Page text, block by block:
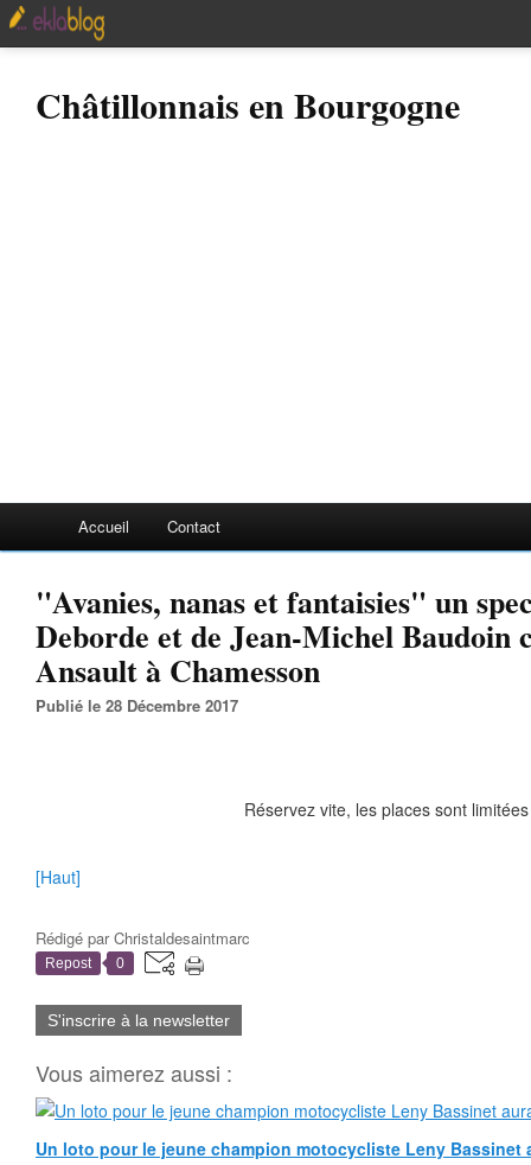
Châtillonnais en Bourgogne
Accueil Contact
"Avanies, nanas et fantaisies" un
Deborde et de Jean-Michel Baudoin
Ansault à Chamesson
Publié le 28 Décembre 2017
Réservez vite, les places sont
[Haut]
Rédigé parChristaldesaintmarc
Repost 0
S'inscrire à la newsletter
Vous aimerez aussi :
Un loto pour le jeune champion motocycliste Leny Bassinet